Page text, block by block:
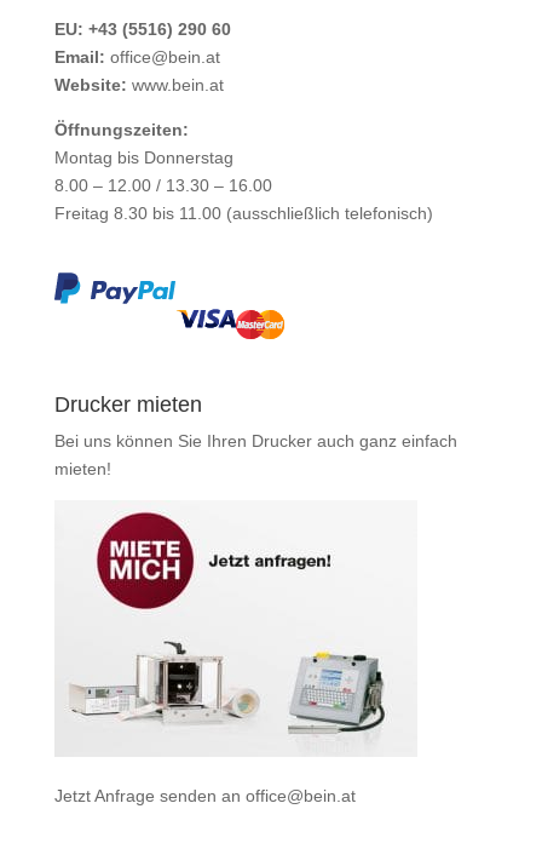
EU: +43 (5516) 290 60
Email: office@bein.at
Website: www.bein.at
Öffnungszeiten:
Montag bis Donnerstag
8.00 – 12.00 / 13.30 – 16.00
Freitag 8.30 bis 11.00 (ausschließlich telefonisch)
Drucker mieten
Bei uns können Sie Ihren Drucker auch ganz einfach
mieten!
Jetzt Anfrage senden an office@bein.at